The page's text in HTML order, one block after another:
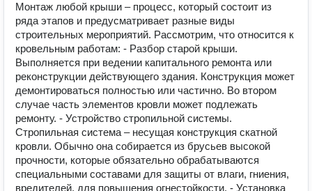
Монтаж любой крыши – процесс, который состоит из
ряда этапов и предусматривает разные виды
строительных мероприятий. Рассмотрим, что относится к
кровельным работам: - Разбор старой крыши.
Выполняется при ведении капитального ремонта или
реконструкции действующего здания. Конструкция может
демонтироваться полностью или частично. Во втором
случае часть элементов кровли может подлежать
ремонту. - Устройство стропильной системы.
Стропильная система – несущая конструкция скатной
кровли. Обычно она собирается из брусьев высокой
прочности, которые обязательно обрабатываются
специальными составами для защиты от влаги, гниения,
вредителей, для повышения огнестойкости. - Установка